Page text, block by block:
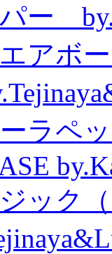
パー
アボ
ラペ
ック